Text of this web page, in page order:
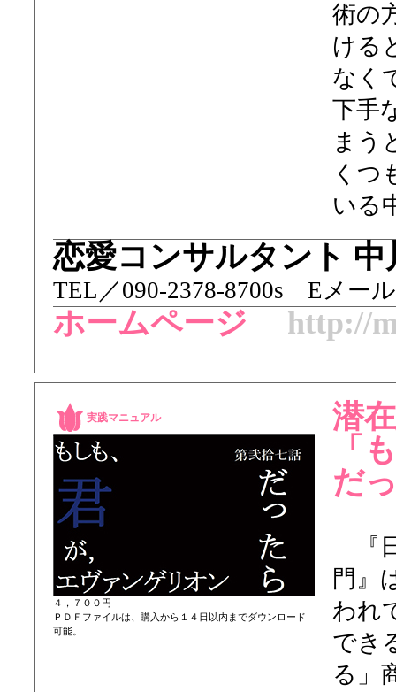
術の
ける
なく
下手
まう
くつ
いる
恋愛コンサルタント 中
TEL／ 090-2378-8700s Eメー
ホームページ http://
実践マニュアル
４，７００円
ＰＤＦファイルは、購入から１４日以内までダウンロード
可能。
潜
「
だ
『
門』
われ
でき
る」